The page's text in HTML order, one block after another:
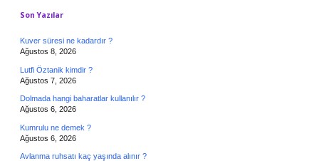
Son Yazılar
Kuver süresi ne kadardır ?
Ağustos 8, 2026
Lutfi Öztanik kimdir ?
Ağustos 7, 2026
Dolmada hangi baharatlar kullanılır ?
Ağustos 6, 2026
Kumrulu ne demek ?
Ağustos 6, 2026
Avlanma ruhsatı kaç yaşında alınır ?